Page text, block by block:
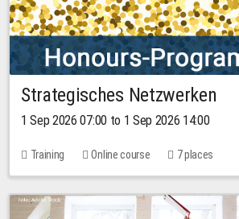
Strategisches Netzwerken
1 Sep 2026 07:00 to 1 Sep 2026 14:00
Training Online course 7 places